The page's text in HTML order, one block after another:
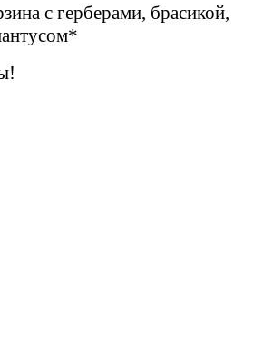
с герберами, брасикой,